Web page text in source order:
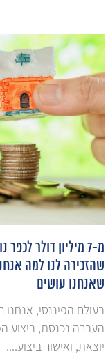
מ-7 מיליון דולר
שהזכירה לנו למה
שאנחנו עושים
בעולם הפיננסי, אנחנו
העברה נכנסת, ביצוע
יוצאת, ואישור ביצוע....